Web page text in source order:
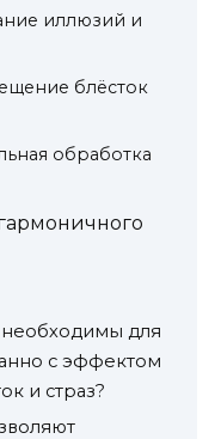
иллюзий и
блёсток
обработка
для
с эффектом
и страз?